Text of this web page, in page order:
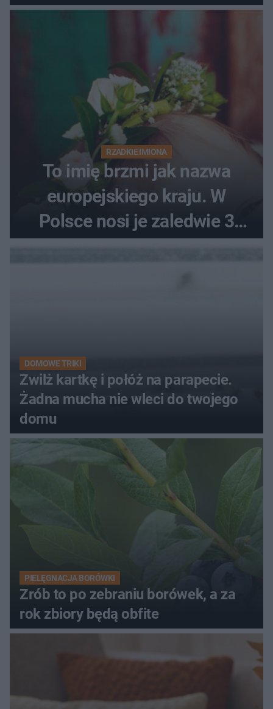
RZADKIE IMIONA
To imię brzmi jak nazwa
europejskiego kraju. W
Polsce nosi je zaledwie 3
kobiety
DOMOWE TRIKI
Zwilż kartkę i połóż na parapecie.
Żadna mucha nie wleci do twojego
domu
PIELĘGNACJA BORÓWKI
Zrób to po zebraniu borówek, a za
rok zbiory będą obfite